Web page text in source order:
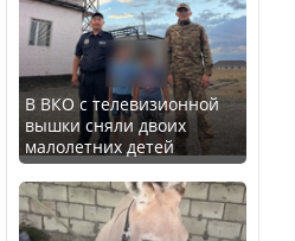
ограничения для
казахстанских прав
Трамп официально
вступил в должность
президента США
В ВКО с телевизионной
вышки сняли двоих
малолетних детей